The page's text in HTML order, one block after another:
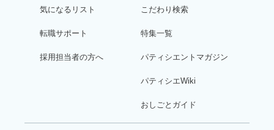
気になるリスト
転職サポート
採用担当者の方へ
こだわり検索
特集一覧
パティシエントマガジン
パティシエWiki
おしごとガイド